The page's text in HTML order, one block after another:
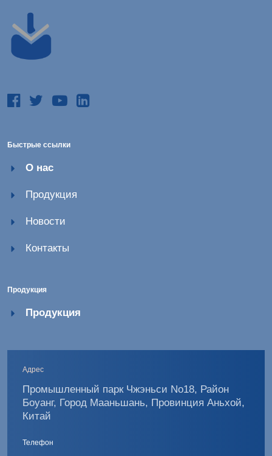
Быстрые ссылки
О нас
Продукция
Новости
Контакты
Продукция
Продукция
Адрес
Промышленный парк Чжэньси No18, Район
Боуанг, Город Мааньшань, Провинция Аньхой,
Китай
Телефон